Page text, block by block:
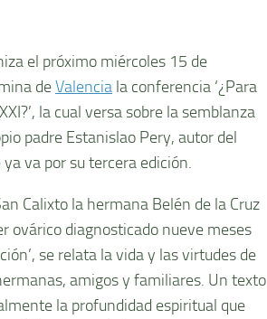
el próximo miércoles 15 de
deValencia la conferencia ‘¿Para
la cual versa sobre la semblanza
padre Estanislao Pery, autor del
ya va por su tercera edición.
Calixto la hermana Belén de la Cruz
ovárico diagnosticado nueve meses
se relata la vida y las virtudes de
amigos y familiares. Un texto
la profundidad espiritual que